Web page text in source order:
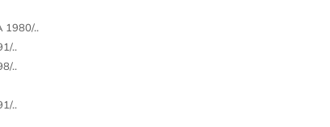
1980/..
..
..
..